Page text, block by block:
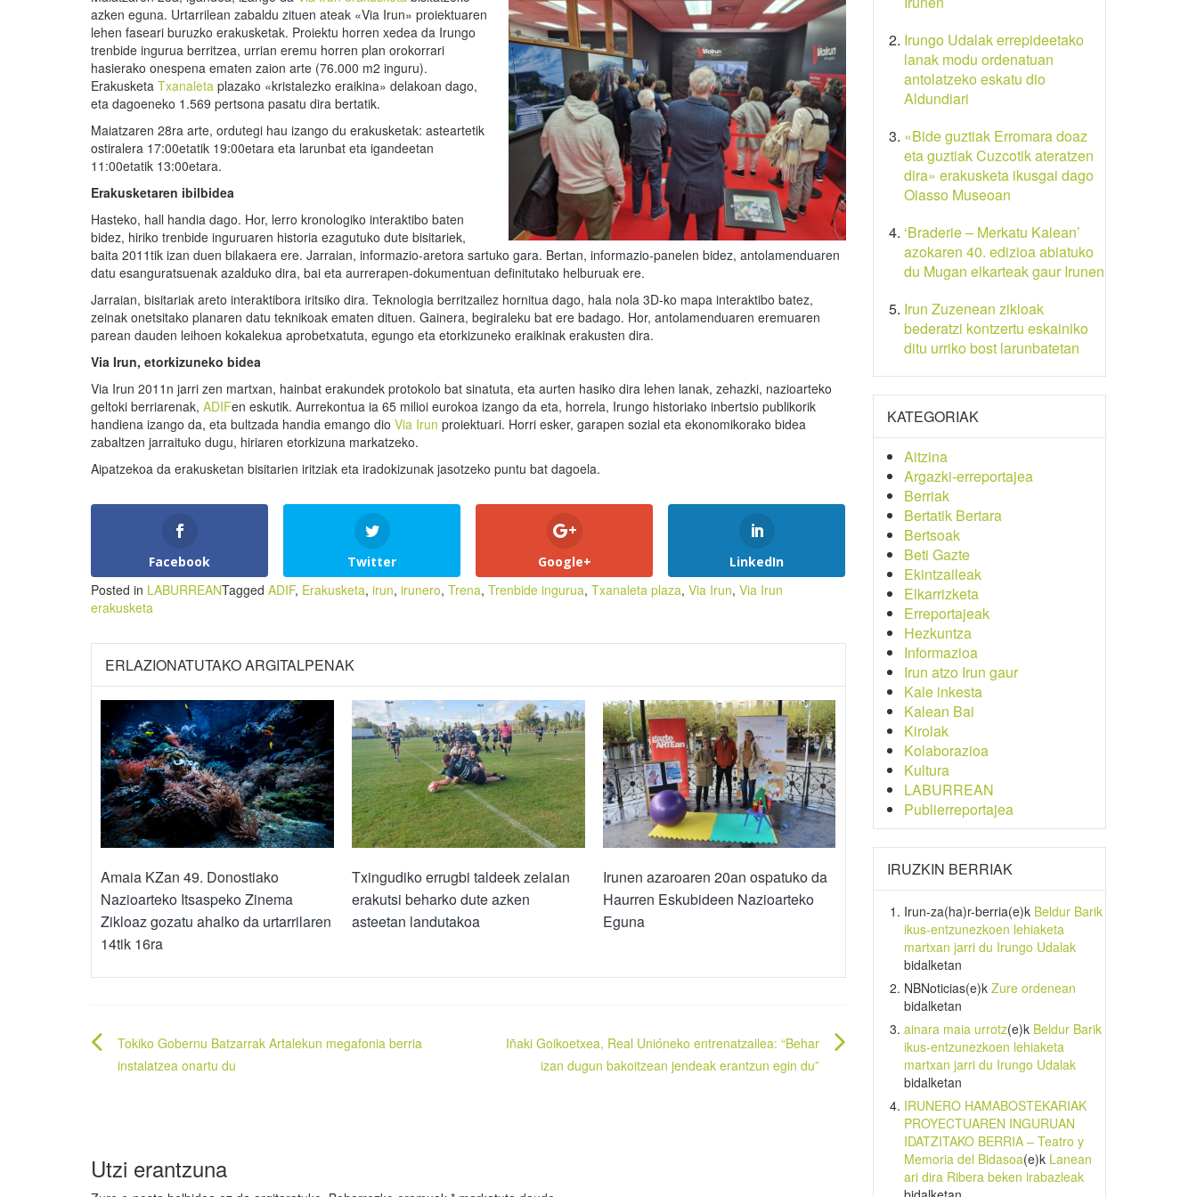
azken eguna. Urtarrilean zabaldu zituen ateak «Via Irun» proiektuaren
lehen faseari buruzko erakusketak. Proiektu horren xedea da Irungo
trenbide ingurua berritzea, urrian eremu horren plan orokorrari
hasierako onespena ematen zaion arte (76.000 m2 inguru).
Erakusketa Txanaleta plazako «kristalezko eraikina» delakoan dago,
eta dagoeneko 1.569 pertsona pasatu dira bertatik.
Maiatzaren 28ra arte, ordutegi hau izango du erakusketak: asteartetik
ostiralera 17:00etatik 19:00etara eta larunbat eta igandeetan
11:00etatik 13:00etara.
Erakusketaren ibilbidea
Hasteko, hall handia dago. Hor, lerro kronologiko interaktibo baten
bidez, hiriko trenbide inguruaren historia ezagutuko dute bisitariek,
baita 2011tik izan duen bilakaera ere. Jarraian, informazio-aretora sartuko gara. Bertan, informazio-panelen bidez, antolamenduaren
datu esanguratsuenak azalduko dira, bai eta aurrerapen-dokumentuan definitutako helburuak ere.
Jarraian, bisitariak areto interaktibora iritsiko dira. Teknologia berritzailez hornitua dago, hala nola 3D-ko mapa interaktibo batez,
zeinak onetsitako planaren datu teknikoak ematen dituen. Gainera, begiraleku bat ere badago. Hor, antolamenduaren eremuaren
parean dauden leihoen kokalekua aprobetxatuta, egungo eta etorkizuneko eraikinak erakusten dira.
Via Irun, etorkizuneko bidea
Via Irun 2011n jarri zen martxan, hainbat erakundek protokolo bat sinatuta, eta aurten hasiko dira lehen lanak, zehazki, nazioarteko
geltoki berriarenak, ADIFen eskutik. Aurrekontua ia 65 milioi eurokoa izango da eta, horrela, Irungo historiako inbertsio publikorik
handiena izango da, eta bultzada handia emango dio Via Irun proiektuari. Horri esker, garapen sozial eta ekonomikorako bidea
zabaltzen jarraituko dugu, hiriaren etorkizuna markatzeko.
Aipatzekoa da erakusketan bisitarien iritziak eta iradokizunak jasotzeko puntu bat dagoela.
Facebook Twitter Google+ LinkedIn
Posted in LABURREANTagged ADIF, Erakusketa, irun, irunero, Trena, Trenbide ingurua, Txanaleta plaza, Via Irun, Via Irun
erakusketa
ERLAZIONATUTAKO ARGITALPENAK
Amaia KZan 49. Donostiako
Nazioarteko Itsaspeko Zinema
Zikloaz gozatu ahalko da urtarrilaren
14tik 16ra
Txingudiko errugbi taldeek zelaian
erakutsi beharko dute azken
asteetan landutakoa
Irunen azaroaren 20an ospatuko da
Haurren Eskubideen Nazioarteko
Eguna
Bidalketetan
zehar
Tokiko Gobernu Batzarrak Artalekun megafonia berria
instalatzea onartu du
Iñaki Goikoetxea, Real Unióneko entrenatzailea: “Behar
izan dugun bakoitzean jendeak erantzun egin du”
Utzi erantzuna
Irungo Udalak errepideetako
lanak modu ordenatuan
antolatzeko eskatu dio
Aldundiari
«Bide guztiak Erromara doaz
eta guztiak Cuzcotik ateratzen
dira» erakusketa ikusgai dago
Oiasso Museoan
‘Braderie – Merkatu Kalean’
azokaren 40. edizioa abiatuko
du Mugan elkarteak gaur Irunen
Irun Zuzenean zikloak
bederatzi kontzertu eskainiko
ditu urriko bost larunbatetan
KATEGORIAK
Aitzina
Argazki-erreportajea
Berriak
Bertatik Bertara
Bertsoak
Beti Gazte
Ekintzaileak
Elkarrizketa
Erreportajeak
Hezkuntza
Informazioa
Irun atzo Irun gaur
Kale inkesta
Kalean Bai
Kirolak
Kolaborazioa
Kultura
LABURREAN
Publierreportajea
IRUZKIN BERRIAK
Irun-za(ha)r-berria(e)k Beldur Barik
ikus-entzunezkoen lehiaketa
martxan jarri du Irungo Udalak
bidalketan
NBNoticias(e)k Zure ordenean
bidalketan
ainara maia urrotz(e)k Beldur Barik
ikus-entzunezkoen lehiaketa
martxan jarri du Irungo Udalak
bidalketan
IRUNERO HAMABOSTEKARIAK
PROYECTUAREN INGURUAN
IDATZITAKO BERRIA – Teatro y
Memoria del Bidasoa(e)k Lanean
ari dira Ribera beken irabazleak